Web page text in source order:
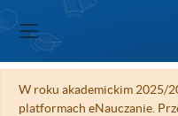
Przejdź do głównej zawartości
Panel boczny
W roku akademickim 2025/
platformach eNauczanie.